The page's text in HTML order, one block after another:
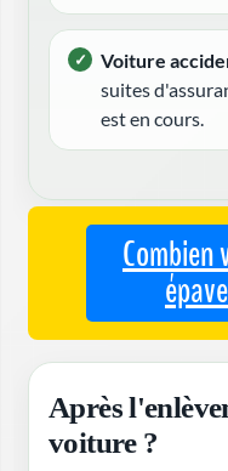
Voiture
suites
est en cours.
Après
voiture ?